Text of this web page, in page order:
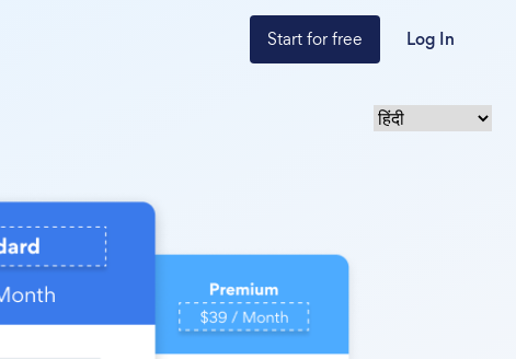
Start for free Log In